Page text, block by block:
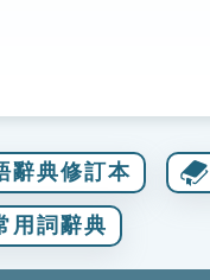
辭典修訂本
用詞辭典